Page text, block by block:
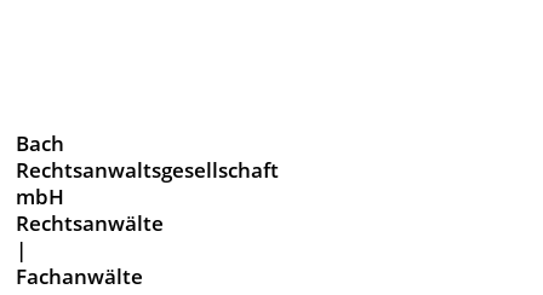
Bach
Rechtsanwaltsgesellschaft
mbH
Rechtsanwälte
|
Fachanwälte